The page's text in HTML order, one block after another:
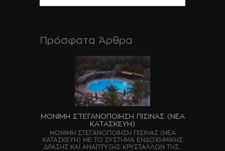
Πρόσφατα Άρθρα
ΜΟΝΙΜΗ ΣΤΕΓΑΝΟΠΟΙΗΣΗ ΠΙΣΙΝΑΣ (ΝΕΑ
ΚΑΤΑΣΚΕΥΗ)
ΜΟΝΙΜΗ ΣΤΕΓΑΝΟΠΟΙΗΣΗ ΠΙΣΙΝΑΣ (ΝΕΑ
ΚΑΤΑΣΚΕΥΗ) ΜΕ ΤΟ ΣΥΣΤΗΜΑ ΕΝΔΟΧΗΜΙΚΗΣ
ΔΡΑΣΗΣ ΚΑΙ ΑΝΑΠΤΥΞΗΣ ΚΡΥΣΤΑΛΛΩΝ ΤΗΣ...